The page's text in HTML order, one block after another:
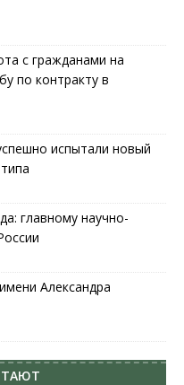
с гражданами на
по контракту в
испытали новый
главному научно-
Александра